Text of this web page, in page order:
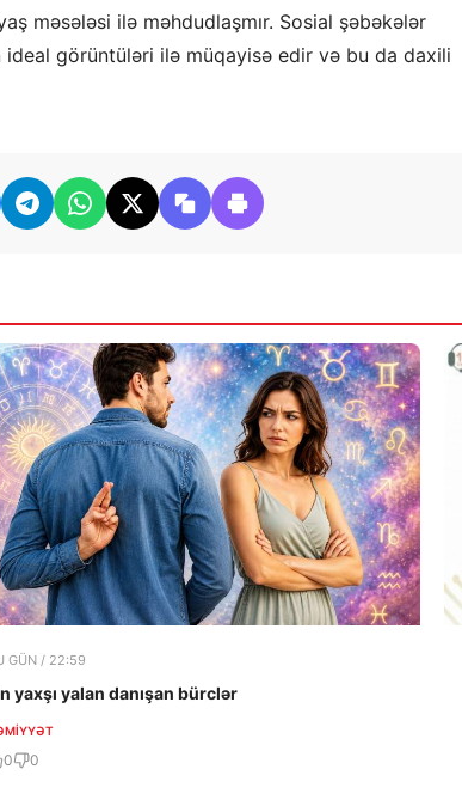
məsələsi ilə məhdudlaşmır. Sosial şəbəkələr
ideal görüntüləri ilə müqayisə edir və bu da daxili
GÜN / 22:59
yaxşı yalan danışan bürclər
0 0